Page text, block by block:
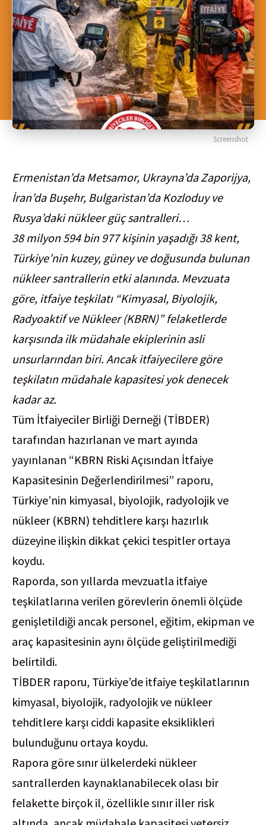
Screenshot
Ermenistan’da Metsamor, Ukrayna’da Zaporijya,
İran’da Buşehr, Bulgaristan’da Kozloduy ve
Rusya’daki nükleer güç santralleri…
38 milyon 594 bin 977 kişinin yaşadığı 38 kent,
Türkiye’nin kuzey, güney ve doğusunda bulunan
nükleer santrallerin etki alanında. Mevzuata
göre, itfaiye teşkilatı “Kimyasal, Biyolojik,
Radyoaktif ve Nükleer (KBRN)” felaketlerde
karşısında ilk müdahale ekiplerinin asli
unsurlarından biri. Ancak itfaiyecilere göre
teşkilatın müdahale kapasitesi yok denecek
kadar az.
Tüm İtfaiyeciler Birliği Derneği (TİBDER)
tarafından hazırlanan ve mart ayında
yayınlanan “KBRN Riski Açısından İtfaiye
Kapasitesinin Değerlendirilmesi” raporu,
Türkiye’nin kimyasal, biyolojik, radyolojik ve
nükleer (KBRN) tehditlere karşı hazırlık
düzeyine ilişkin dikkat çekici tespitler ortaya
koydu.
Raporda, son yıllarda mevzuatla itfaiye
teşkilatlarına verilen görevlerin önemli ölçüde
genişletildiği ancak personel, eğitim, ekipman ve
araç kapasitesinin aynı ölçüde geliştirilmediği
belirtildi.
TİBDER raporu, Türkiye’de itfaiye teşkilatlarının
kimyasal, biyolojik, radyolojik ve nükleer
tehditlere karşı ciddi kapasite eksiklikleri
bulunduğunu ortaya koydu.
Rapora göre sınır ülkelerdeki nükleer
santrallerden kaynaklanabilecek olası bir
felakette birçok il, özellikle sınır iller risk